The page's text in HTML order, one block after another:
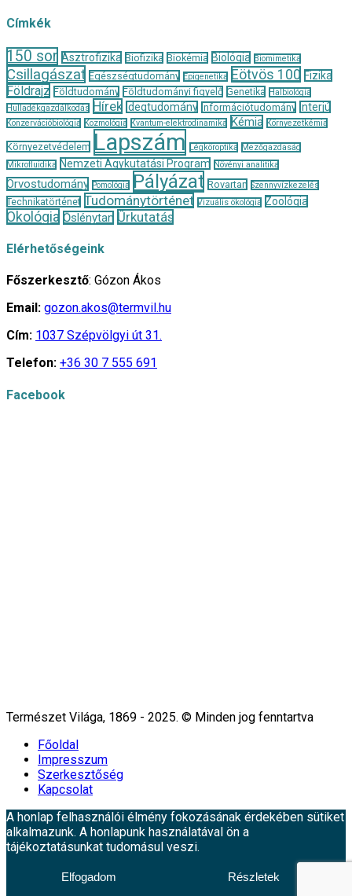
Címkék
150 sor Asztrofizika Biofizika Biokémia Biológia Biomimetika
Csillagászat Egészségtudomány Epigenetika Eötvös 100 Fizika
Földrajz Földtudomány Földtudományi figyelő Genetika
Halbiológia
Hulladékgazdálkodás
Hírek Idegtudomány Információtudomány Interjú
Konzervációbiológia Kozmológia Kvantum-elektrodinamika Kémia Környezetkémia
Környezetvédelem Lapszám Légköroptika
Mezőgazdaság
Mikrofluidika
Nemzeti Agykutatási Program Növényi analitika
Orvostudomány Pomológia Pályázat Rovartan Szennyvízkezelés
Technikatörténet Tudománytörténet Vizuális ökológia Zoológia
Ökológia Őslénytan Űrkutatás
Elérhetőségeink
Főszerkesztő: Gózon Ákos
Email: gozon.akos@termvil.hu
Cím: 1037 Szépvölgyi út 31.
Telefon: +36 30 7 555 691
Facebook
Természet Világa, 1869 - 2025. © Minden jog fenntartva
Főoldal
Impresszum
Szerkesztőség
Kapcsolat
A honlap felhasználói élmény fokozásának érdekében sütiket
alkalmazunk. A honlapunk használatával ön a
tájékoztatásunkat tudomásul veszi.
Elfogadom Részletek